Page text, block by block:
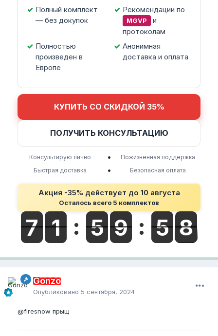
Полный комплект
— без докупок
Рекомендации по
MGVP
и
протоколам
Полностью
произведен в
Европе
Анонимная
доставка и оплата
КУПИТЬ СО СКИДКОЙ 35%
ПОЛУЧИТЬ КОНСУЛЬТАЦИЮ
Консультирую лично •
Пожизненная поддержка
Быстрая доставка
• Безопасная оплата
Акция -35% действует до 10 августа
Осталось всего 5 комплектов
Gonzo
Опубликовано 5 сентября, 2024
@firesnow прыщ